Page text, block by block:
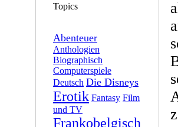
Topics
Abenteuer
Anthologien
Biographisch
Computerspiele
Deutsch Die Disneys
Erotik Fantasy Film
und TV
Frankobelgisch